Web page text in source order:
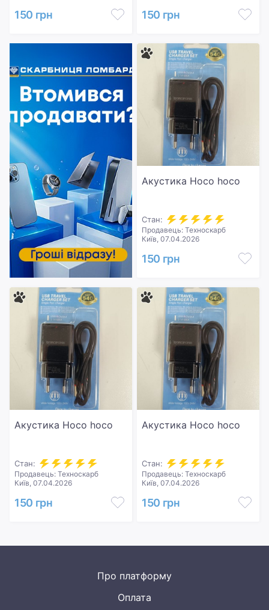
150 грн 150 грн
Акустика Hoco hoco
Стан:
Продавець: Техноскарб
Київ, 07.04.2026
150 грн
Акустика Hoco hoco
Стан:
Продавець: Техноскарб
Київ, 07.04.2026
150 грн
Акустика Hoco hoco
Стан:
Продавець: Техноскарб
Київ, 07.04.2026
150 грн
Про платформу
Оплата